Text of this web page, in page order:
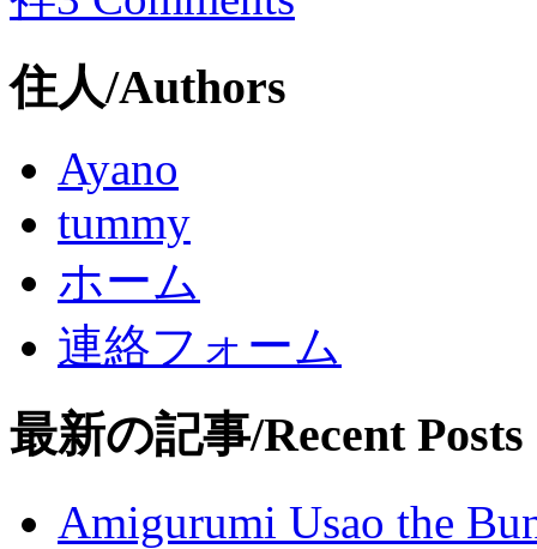
住人/Authors
Ayano
tummy
ホーム
連絡フォーム
最新の記事/Recent Posts
Amigurumi Usao the